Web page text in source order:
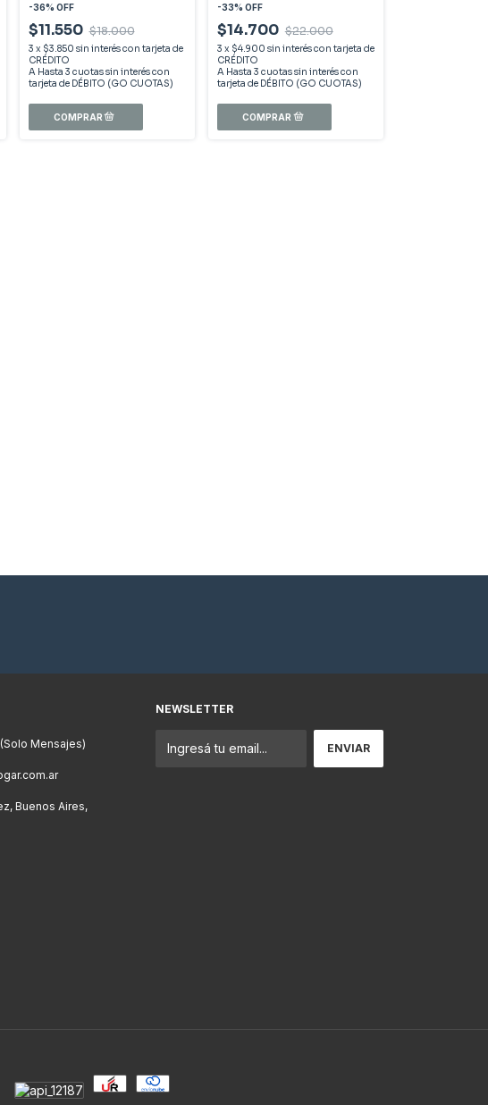
-36% OFF
$11.550 $18.000
3 x $3.850 sin interés
-33% OFF
$14.700 $22.000
3 x $4.900 sin interés
Mensajes)
Buenos Aires,
NEWSLETTER